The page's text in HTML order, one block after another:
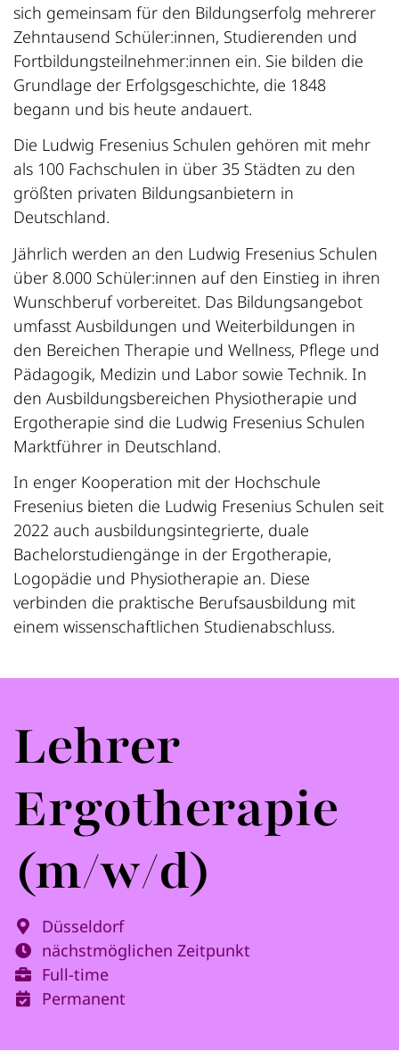
Lehrer
Ergotherapie
(m/w/d)
Düsseldorf
nächstmöglichen Zeitpunkt
Full-time
Permanent
sich gemeinsam für den Bildungserfolg mehrerer
Zehntausend Schüler:innen, Studierenden und
Fortbildungsteilnehmer:innen ein. Sie bilden die
Grundlage der Erfolgsgeschichte, die 1848
begann und bis heute andauert.
Die Ludwig Fresenius Schulen gehören mit mehr
als 100 Fachschulen in über 35 Städten zu den
größten privaten Bildungsanbietern in
Deutschland.
Jährlich werden an den Ludwig Fresenius Schulen
über 8.000 Schüler:innen auf den Einstieg in ihren
Wunschberuf vorbereitet. Das Bildungsangebot
umfasst Ausbildungen und Weiterbildungen in
den Bereichen Therapie und Wellness, Pflege und
Pädagogik, Medizin und Labor sowie Technik. In
den Ausbildungsbereichen Physiotherapie und
Ergotherapie sind die Ludwig Fresenius Schulen
Marktführer in Deutschland.
In enger Kooperation mit der Hochschule
Fresenius bieten die Ludwig Fresenius Schulen seit
2022 auch ausbildungsintegrierte, duale
Bachelorstudiengänge in der Ergotherapie,
Logopädie und Physiotherapie an. Diese
verbinden die praktische Berufsausbildung mit
einem wissenschaftlichen Studienabschluss.